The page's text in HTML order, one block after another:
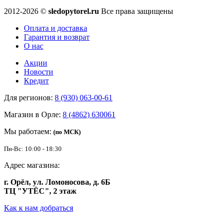
2012-2026 © sledopytorel.ru Все права защищены
Оплата и доставка
Гарантия и возврат
О нас
Акции
Новости
Кредит
Для регионов: 8 (930) 063-00-61
Магазин в Орле: 8 (4862) 630061
Мы работаем: (по МСК)
Пн-Вс: 10:00 - 18:30
Адрес магазина:
г. Орёл, ул. Ломоносова, д. 6Б
ТЦ "УТЁС", 2 этаж
Как к нам добраться